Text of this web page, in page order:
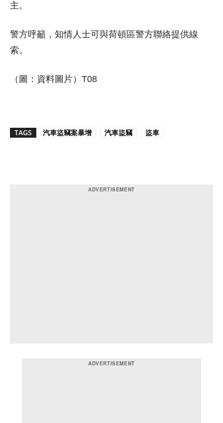
主。
警方呼籲，知情人士可與荷頓區警方聯絡提供線
索。
（圖：資料圖片）T08
TAGS 汽車盜竊案暴增 汽車盜竊 盜車